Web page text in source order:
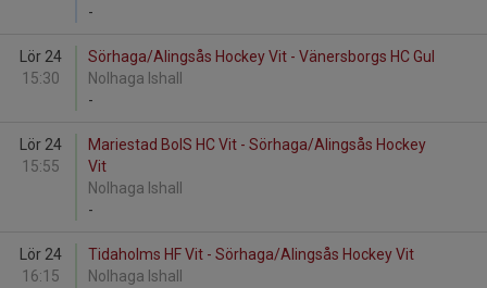
-
Lör 24
15:30
Sörhaga/Alingsås Hockey Vit - Vänersborgs HC Gul
Nolhaga Ishall
-
Lör 24
15:55
Mariestad BoIS HC Vit - Sörhaga/Alingsås Hockey
Vit
Nolhaga Ishall
-
Lör 24
16:15
Tidaholms HF Vit - Sörhaga/Alingsås Hockey Vit
Nolhaga Ishall